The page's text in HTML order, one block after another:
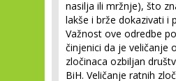
nasilja ili mržnje), što
lakše i brže dokazivati i
Važnost ove odredbe
činjenici da je veličanje
zločinaca ozbiljan
BiH. Veličanje ratnih